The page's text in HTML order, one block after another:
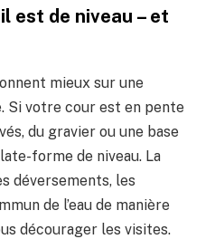
est de niveau – et
mieux sur une
Si votre cour est en pente
du gravier ou une base
forme de niveau. La
déversements, les
de l’eau de manière
décourager les visites.